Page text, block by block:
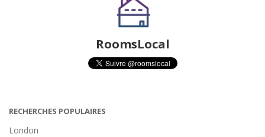
RoomsLocal
RECHERCHES POPULAIRES
London